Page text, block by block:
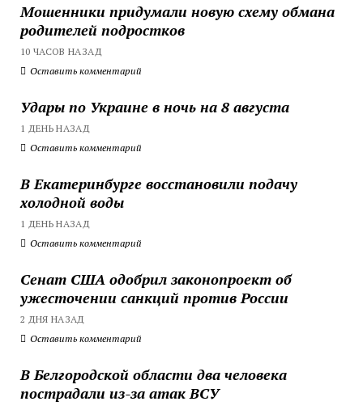
Мошенники придумали новую схему обмана
родителей подростков
10 ЧАСОВ НАЗАД
Оставить комментарий
Удары по Украине в ночь на 8 августа
1 ДЕНЬ НАЗАД
Оставить комментарий
В Екатеринбурге восстановили подачу
холодной воды
1 ДЕНЬ НАЗАД
Оставить комментарий
Сенат США одобрил законопроект об
ужесточении санкций против России
2 ДНЯ НАЗАД
Оставить комментарий
В Белгородской области два человека
пострадали из-за атак ВСУ